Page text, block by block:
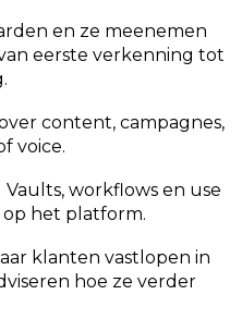
en ze meenemen
eerste verkenning tot
content, campagnes,
voice.
workflows en use
op het platform.
klanten vastlopen in
hoe ze verder